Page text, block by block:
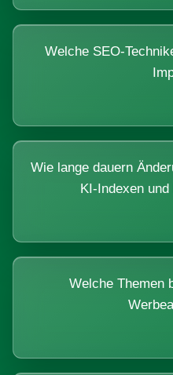
Welche SEO-
Wie lange dauern
KI-Indexen
Welche Themen